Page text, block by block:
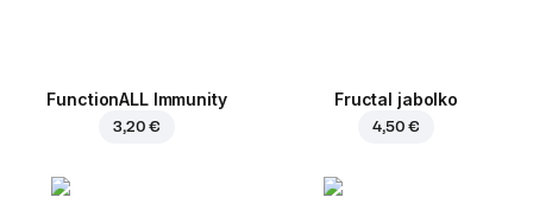
FunctionALL Immunity
3,20 €
Fructal jabolko
4,50 €